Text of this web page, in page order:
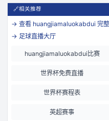
🔗相关推荐
→ 查看 huangjiamaluokabdui 完
→ 足球直播大厅
huangjiamaluokabdui比赛
世界杯免费直播
世界杯赛程表
英超赛事